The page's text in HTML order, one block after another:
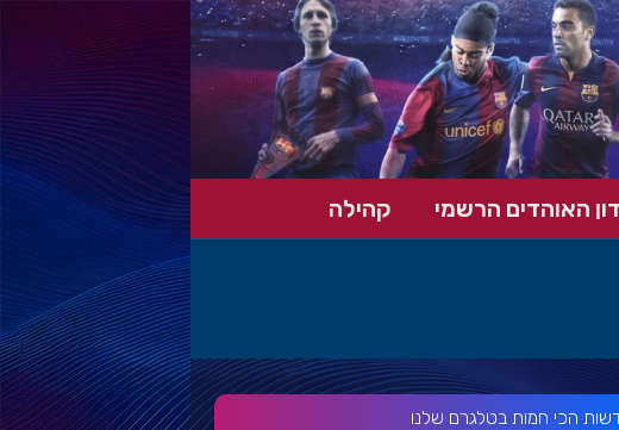
האוהדים הרשמי קהילה
הכי חמות בטלגרם שלנו